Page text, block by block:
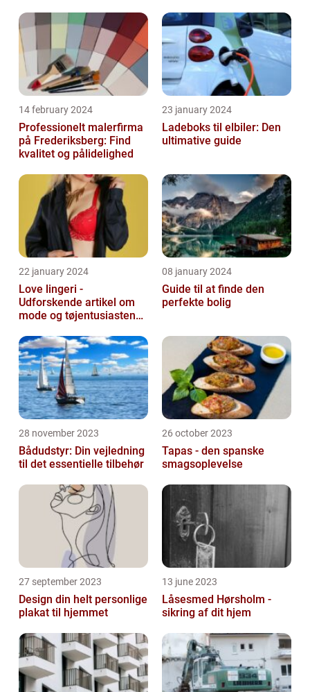
14 february 2024
Professionelt malerfirma
på Frederiksberg: Find
kvalitet og pålidelighed
23 january 2024
Ladeboks til elbiler: Den
ultimative guide
22 january 2024
Love lingeri -
Udforskende artikel om
mode og tøjentusiastens
08 january 2024
Guide til at finde den
perfekte bolig
28 november 2023
Bådudstyr: Din vejledning
til det essentielle tilbehør
26 october 2023
Tapas - den spanske
smagsoplevelse
27 september 2023
Design din helt personlige
plakat til hjemmet
13 june 2023
Låsesmed Hørsholm -
sikring af dit hjem